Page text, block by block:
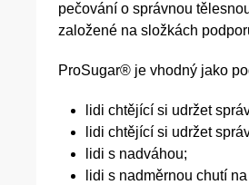
pečování o správnou
založené na složkách
ProSugar® je vhodný jako
lidi chtějící si udržet
lidi chtějící si udržet
lidi s nadváhou;
lidi s nadměrnou chutí